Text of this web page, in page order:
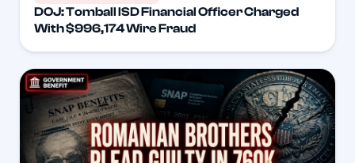
DOJ: Tomball ISD Financial Officer Charged
With $996,174 Wire Fraud